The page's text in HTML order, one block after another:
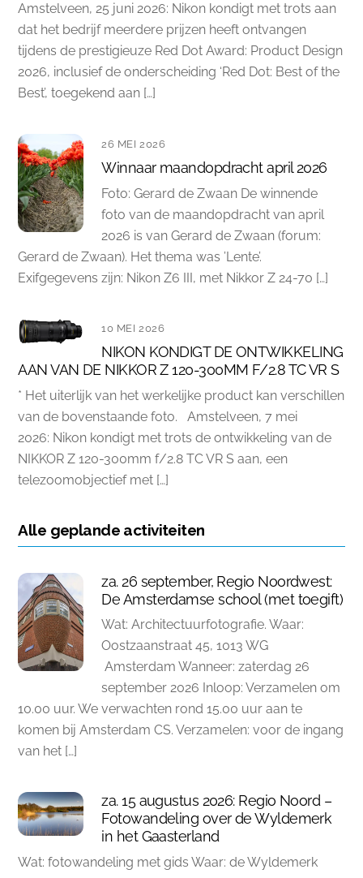
Amstelveen, 25 juni 2026: Nikon kondigt met trots aan
dat het bedrijf meerdere prijzen heeft ontvangen
tijdens de prestigieuze Red Dot Award: Product Design
2026, inclusief de onderscheiding ‘Red Dot: Best of the
Best’, toegekend aan […]
26 MEI 2026
Winnaar maandopdracht april 2026
Foto: Gerard de Zwaan De winnende
foto van de maandopdracht van april
2026 is van Gerard de Zwaan (forum:
Gerard de Zwaan). Het thema was ’Lente’.
Exifgegevens zijn: Nikon Z6 III, met Nikkor Z 24-70 […]
10 MEI 2026
NIKON KONDIGT DE ONTWIKKELING
AAN VAN DE NIKKOR Z 120-300MM F/2.8 TC VR S
* Het uiterlijk van het werkelijke product kan verschillen
van de bovenstaande foto. Amstelveen, 7 mei
2026: Nikon kondigt met trots de ontwikkeling van de
NIKKOR Z 120-300mm f/2.8 TC VR S aan, een
telezoomobjectief met […]
Alle geplande activiteiten
za. 26 september, Regio Noordwest:
De Amsterdamse school (met toegift)
Wat: Architectuurfotografie. Waar:
Oostzaanstraat 45, 1013 WG
Amsterdam Wanneer: zaterdag 26
september 2026 Inloop: Verzamelen om
10.00 uur. We verwachten rond 15.00 uur aan te
komen bij Amsterdam CS. Verzamelen: voor de ingang
van het […]
za. 15 augustus 2026: Regio Noord –
Fotowandeling over de Wyldemerk
in het Gaasterland
Wat: fotowandeling met gids Waar: de Wyldemerk